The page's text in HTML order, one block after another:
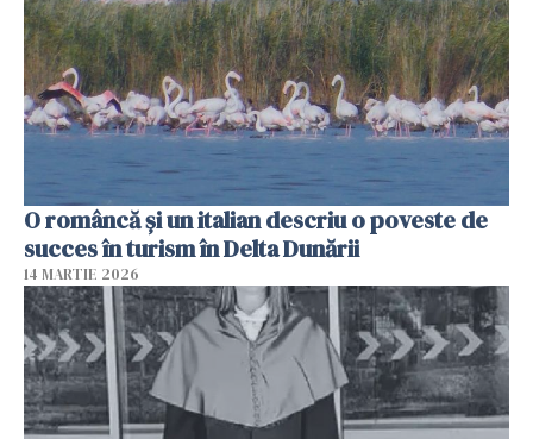
O româncă și un italian descriu o poveste de
succes în turism în Delta Dunării
14 MARTIE 2026